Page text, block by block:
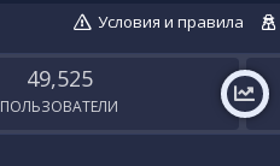
Условия и правила
49,525
ПОЛЬЗОВАТЕЛИ